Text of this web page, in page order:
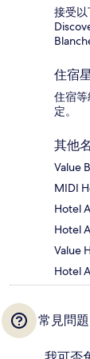
接受以
住宿
住宿
定。
其他
Value
MIDI
Hotel
Hotel
Value
Hotel
常見問題